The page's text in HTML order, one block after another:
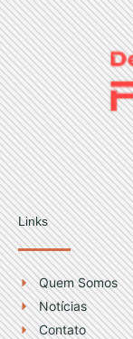
Links
Quem Somos
Notícias
Contato